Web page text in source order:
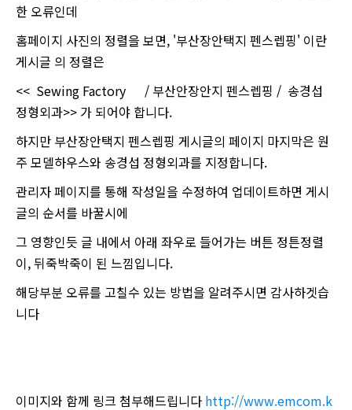
한 오류인데
홈페이지 사진의 정렬을 보면, '부산장안택지 펜스렙핑' 이란
게시글 의 정렬은
<< Sewing Factory / 부산안장안지 펜스렙핑 / 송경섭
정형외과>> 가 되어야 합니다.
하지만 부산장안택지 펜스렙핑 게시글의 페이지 마지막은 원
주 모델하우스와 송경섭 정형외과를 지정합니다.
관리자 페이지를 통해 작성일을 수정하여 업데이트하면 게시
글의 순서를 바꿀시에
그 영향인듯 글 내에서 아래 좌우로 들어가는 버튼 정튼정렬
이, 뒤죽박죽이 된 느낌입니다.
해당부분 오류를 고칠수 있는 방법을 알려주시면 감사하겟습
니다
이미지와 함께 링크 첨부해드립니다 http://www.emcom.k